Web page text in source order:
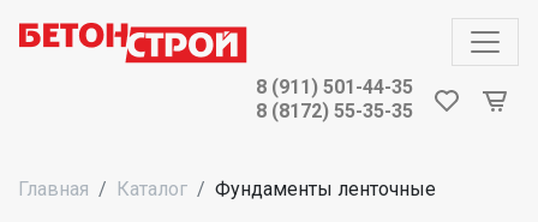
8 (911) 501-44-35
8 (8172) 55-35-35
Главная Каталог Фундаменты ленточные